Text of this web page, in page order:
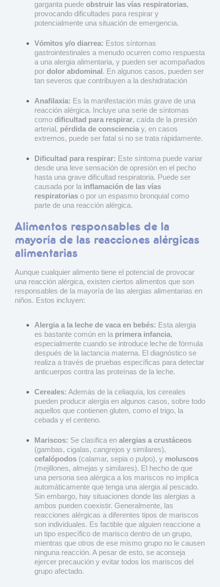
garganta puede obstruir las vías respiratorias,
provocando dificultades para respirar y
potencialmente una situación de emergencia.
Vómitos y/o diarrea: Estos síntomas
gastrointestinales a menudo ocurren como respuesta
a una alergia alimentaria, y pueden ser acompañados
por dolor abdominal. En algunos casos, pueden ser
tan severos que contribuyen a la deshidratación
Anafilaxia: Es la manifestación más grave de una
reacción alérgica. Incluye una serie de síntomas
como dificultad para respirar, caída de la presión
arterial, pérdida de consciencia y, en casos
extremos, puede ser fatal si no se trata rápidamente.
Dificultad para respirar: Este síntoma puede variar
desde una leve sensación de opresión en el pecho
hasta una grave dificultad respiratoria. Puede ser
causada por la inflamación de las vías
respiratorias o por un espasmo bronquial como
parte de una reacción alérgica.
Alimentos responsables de la
mayoría de las reacciones alérgicas
alimentarias
Aunque cualquier alimento tiene el potencial de provocar
una reacción alérgica, existen ciertos alimentos que son
responsables de la mayoría de las alergias alimentarias en
niños. Estos incluyen:
Alergia a la leche de vaca en bebés: Esta alergia
es bastante común en la primera infancia,
especialmente cuando se introduce leche de fórmula
después de la lactancia materna. El diagnóstico se
realiza a través de pruebas específicas para detectar
anticuerpos contra las proteínas de la leche.
Cereales: Además de la celiaquía, los cereales
pueden producir alergia en algunos casos, sobre todo
aquellos que contienen gluten, como el trigo, la
cebada y el centeno.
Mariscos: Se clasifica en alergias a crustáceos
(gambas, cigalas, cangrejos y similares),
cefalópodos (calamar, sepia o pulpo), y moluscos
(mejillones, almejas y similares). El hecho de que
una persona sea alérgica a los mariscos no implica
automáticamente que tenga una alergia al pescado.
Sin embargo, hay situaciones donde las alergias a
ambos pueden coexistir. Generalmente, las
reacciones alérgicas a diferentes tipos de mariscos
son individuales. Es factible que alguien reaccione a
un tipo específico de marisco dentro de un grupo,
mientras que otros de ese mismo grupo no le causen
ninguna reacción. A pesar de esto, se aconseja
ejercer precaución y evitar todos los mariscos del
grupo afectado.